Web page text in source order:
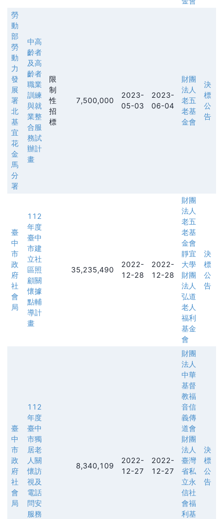
勞
動
部
勞
動
力
發
展
署
北
基
宜
花
金
馬
分
署
中高
齡者
及高
齡者
職業
訓練
與就
業整
合服
務試
辦計
畫
限
制
性
招
標
7,500,000
2023-
05-03
2023-
06-04
財團
法人
老五
老基
金會
決
標
公
告
臺
中
市
政
府
社
會
局
112
年度
臺中
市建
立社
區照
顧關
懷據
點輔
導計
畫
35,235,490
2022-
12-28
2022-
12-28
財團
法人
老五
老基
金會
靜宜
大學
財團
法人
弘道
老人
福利
基金
會
決
標
公
告
臺
中
市
政
府
社
會
局
112
年度
臺中
市獨
居老
人關
懷訪
視及
電話
問安
服務
8,340,109
2022-
12-27
2022-
12-27
財團
法人
中華
基督
教福
音信
義傳
道會
財團
法人
臺灣
省私
立永
信社
會福
利基
決
標
公
告